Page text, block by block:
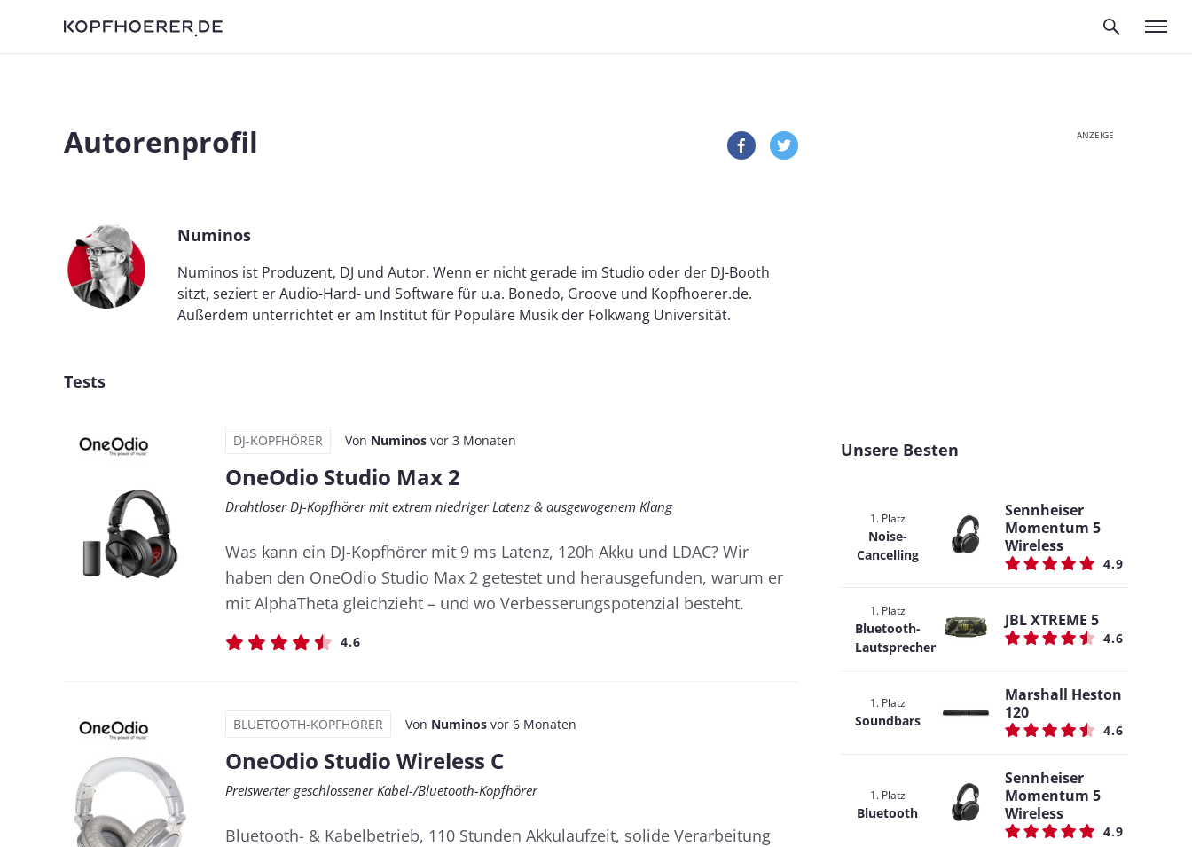
Autorenprofil
Numinos
Numinos ist Produzent, DJ und Autor. Wenn er nicht gerade im Studio oder der DJ-Booth
sitzt, seziert er Audio-Hard- und Software für u.a. Bonedo, Groove und Kopfhoerer.de.
Außerdem unterrichtet er am Institut für Populäre Musik der Folkwang Universität.
Tests
DJ-KOPFHÖRER Von Numinos vor 3 Monaten
OneOdio Studio Max 2
Drahtloser DJ-Kopfhörer mit extrem niedriger Latenz & ausgewogenem Klang
Was kann ein DJ-Kopfhörer mit 9 ms Latenz, 120h Akku und LDAC? Wir
haben den OneOdio Studio Max 2 getestet und herausgefunden, warum er
mit AlphaTheta gleichzieht – und wo Verbesserungspotenzial besteht.
4.6
BLUETOOTH-KOPFHÖRER Von Numinos vor 6 Monaten
OneOdio Studio Wireless C
Preiswerter geschlossener Kabel-/Bluetooth-Kopfhörer
Bluetooth- & Kabelbetrieb, 110 Stunden Akkulaufzeit, solide Verarbeitung
ANZEIGE
Unsere Besten
1. Platz
Noise-
Cancelling
Sennheiser
Momentum 5
Wireless
4.9
1. Platz
Bluetooth-
Lautsprecher
JBL XTREME 5
4.6
1. Platz
Soundbars
Marshall Heston
120
4.6
1. Platz
Bluetooth
Sennheiser
Momentum 5
Wireless
4.9